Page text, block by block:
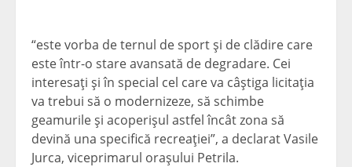
“este vorba de ternul de sport şi de clădire care
este într-o stare avansată de degradare. Cei
interesaţi şi în special cel care va câştiga licitaţia
va trebui să o modernizeze, să schimbe
geamurile şi acoperişul astfel încât zona să
devină una specifică recreaţiei”, a declarat Vasile
Jurca, viceprimarul oraşului Petrila.